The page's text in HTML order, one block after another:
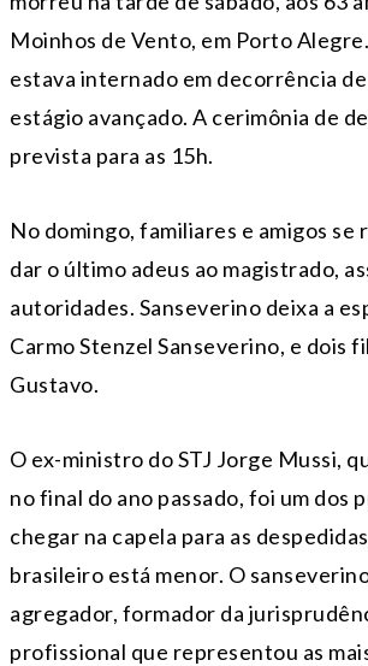
Moinhos de Vento, em Porto
estava internado em decorrência
estágio avançado. A cerimônia de
prevista para as 15h.
No domingo, familiares e amigos se
dar o último adeus ao magistrado,
autoridades. Sanseverino deixa a
Carmo Stenzel Sanseverino, e dois
Gustavo.
O ex-ministro do STJ Jorge Mussi,
no final do ano passado, foi um dos
chegar na capela para as
brasileiro está menor. O
agregador, formador da
profissional que representou as